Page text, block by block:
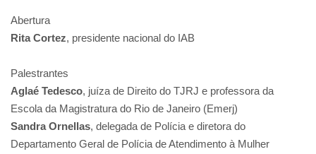
Abertura
Rita Cortez, presidente nacional do IAB
Palestrantes
Aglaé Tedesco, juíza de Direito do TJRJ e professora da
Escola da Magistratura do Rio de Janeiro (Emerj)
Sandra Ornellas, delegada de Polícia e diretora do
Departamento Geral de Polícia de Atendimento à Mulher